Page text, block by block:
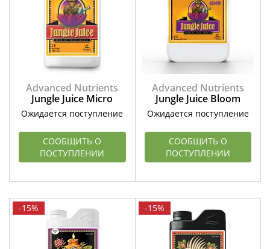
Advanced Nutrients
Jungle Juice Micro
Ожидается поступление
СООБЩИТЬ О
ПОСТУПЛЕНИИ
Advanced Nutrients
Jungle Juice Bloom
Ожидается поступление
СООБЩИТЬ О
ПОСТУПЛЕНИИ
-15% -15%